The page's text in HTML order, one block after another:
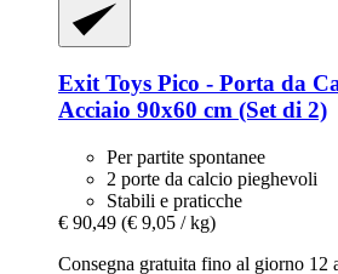
Exit Toys Pico -​ Porta da
Acciaio 90x60 cm (Set di 2)
Per partite spontanee
2 porte da calcio pieghevoli
Stabili e praticche
€ 90,49 (€ 9,05 / kg)
Consegna gratuita fino al giorno 12